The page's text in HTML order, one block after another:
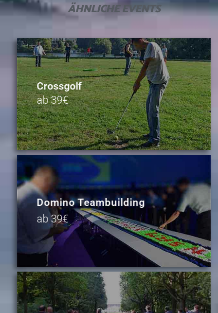
ÄHNLICHEEVENTS
Crossgolf
ab 39€
Domino Teambuilding
ab 39€